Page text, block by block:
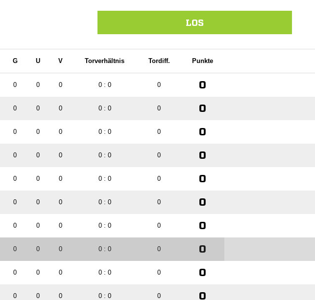
LOS
G U V Torverhältnis Tordiff. Punkte
0 0 0 0 : 0 0 0
0 0 0 0 : 0 0 0
0 0 0 0 : 0 0 0
0 0 0 0 : 0 0 0
0 0 0 0 : 0 0 0
0 0 0 0 : 0 0 0
0 0 0 0 : 0 0 0
0 0 0 0 : 0 0 0
0 0 0 0 : 0 0 0
0 0 0 0 : 0 0 0